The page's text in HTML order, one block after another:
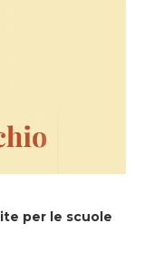
per le scuole